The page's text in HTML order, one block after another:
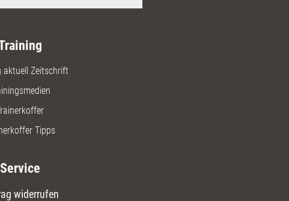
aktuell Zeitschrift
Tipps
Service
widerrufen